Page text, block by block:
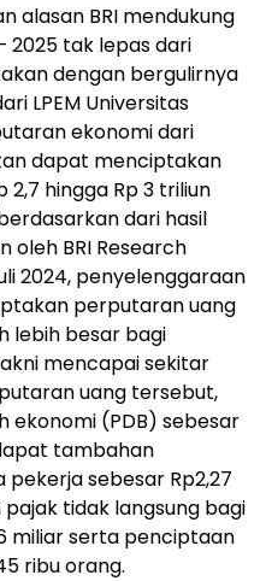
alasan BRI mendukung
2025 tak lepas dari
dengan bergulirnya
LPEM Universitas
ekonomi dari
dapat menciptakan
hingga Rp 3 triliun
dari hasil
oleh BRI Research
2024, penyelenggaraan
perputaran uang
lebih besar bagi
mencapai sekitar
uang tersebut,
(PDB) sebesar
tambahan
sebesar Rp2,27
tidak langsung bagi
miliar serta penciptaan
ribu orang.